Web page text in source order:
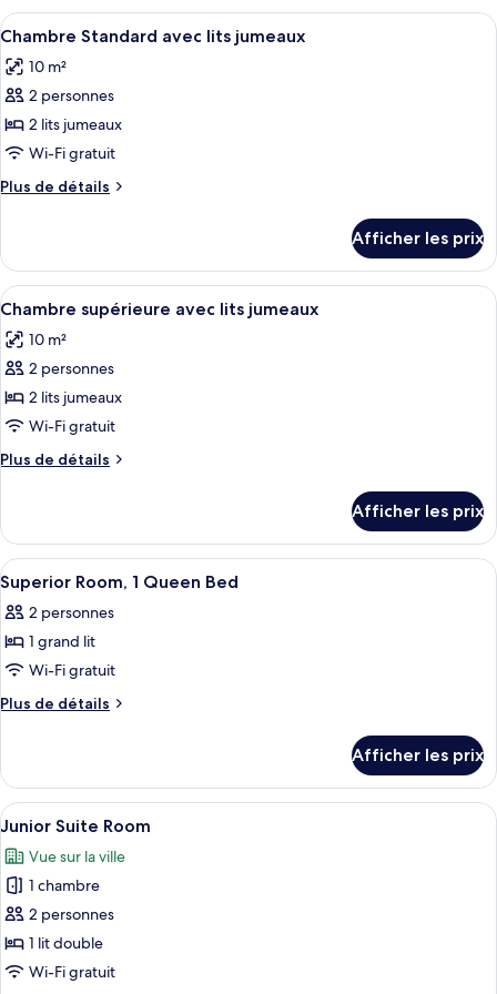
quadruple
familiale
quadruple
familiale
Afficher
toutes
les
photos
pour
ce
type
de
Chambre
Standard
avec
lits
jumeaux
Une chambre d’hôtel avec deux
4
Chambre Standard avec lits jumeaux
10 m²
2 personnes
2 lits jumeaux
Wi-Fi gratuit
Plus de détails
Plus
Chambre
Standard
avec
jumeaux
Afficher les prix
Afficher
toutes
les
photos
pour
ce
type
de
Chambre
supérieure
avec
lits
jumeaux
Une chambre d’hôtel avec deux
4
Chambre supérieure avec lits jumeaux
10 m²
2 personnes
2 lits jumeaux
Wi-Fi gratuit
Plus de détails
Plus
Chambre
supérieure
avec
lits
jumeaux
Afficher les prix
Afficher
toutes
les
photos
pour
ce
chambre :
Superior
Room,
1
Queen
Bed
Coffre-fort, rideaux
8
Superior Room, 1 Queen Bed
2 personnes
1 grand lit
Wi-Fi gratuit
Plus de détails
Plus
Superior
Room,
1
Bed
Afficher les prix
Afficher
toutes
les
photos
pour
ce
type
Une chambre d’hôtel équipée d’un
1
Junior Suite Room
Vue sur la ville
1 chambre
2 personnes
1 lit double
Wi-Fi gratuit